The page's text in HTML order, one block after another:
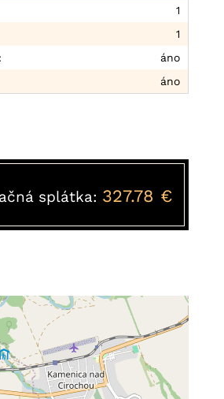
1
1
áno
áno
splátka: 327.78 €